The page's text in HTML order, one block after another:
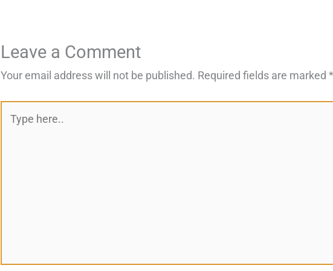
Leave a Comment
Your email address will not be published. Required fields are marked *
here..